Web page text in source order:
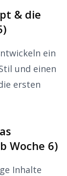
& die
ein
und einen
ersten
Woche 6)
Inhalte